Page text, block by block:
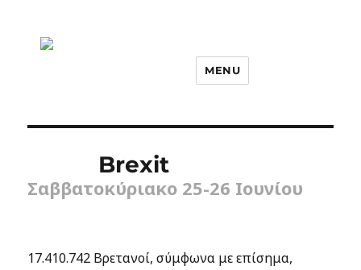
MENU
Brexit
Σαββατοκύριακο 25-26 Ιουνίου
17.410.742 Βρετανοί, σύμφωνα με επίσημα,